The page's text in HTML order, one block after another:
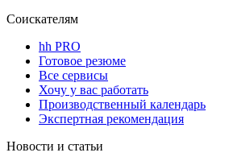
Соискателям
hh PRO
Готовое резюме
Все сервисы
Хочу у вас работать
Производственный календарь
Экспертная рекомендация
Новости и статьи